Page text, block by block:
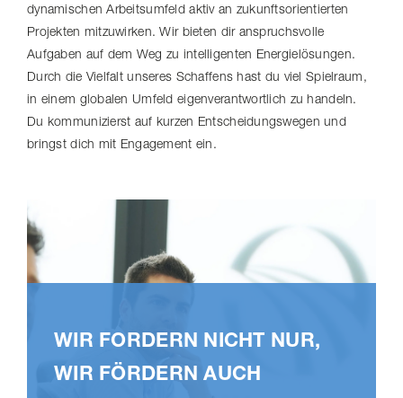
dynamischen Arbeitsumfeld aktiv an zukunfts­ori­en­tierten
Projekten mitzuwirken. Wir bieten dir anspruchsvolle
Aufgaben auf dem Weg zu intelligenten Ener­gie­lö­sungen.
Durch die Vielfalt unseres Schaffens hast du viel Spielraum,
in einem globalen Umfeld eigen­ver­ant­wort­lich zu handeln.
Du kommunizierst auf kurzen Entschei­dungs­wegen und
bringst dich mit Engagement ein.
WIR FORDERN NICHT NUR,
WIR FÖRDERN AUCH